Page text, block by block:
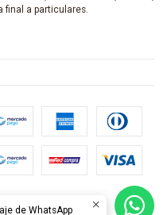
a particulares.
de WhatsApp